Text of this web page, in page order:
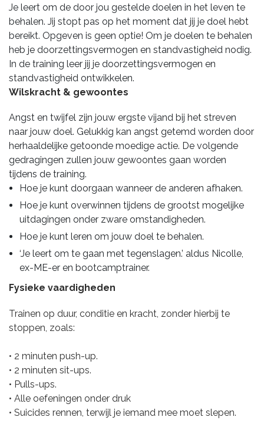
Je leert om de door jou gestelde doelen in het leven te
behalen. Jij stopt pas op het moment dat jij je doel hebt
bereikt. Opgeven is geen optie! Om je doelen te behalen
heb je doorzettingsvermogen en standvastigheid nodig.
In de training leer jij je doorzettingsvermogen en
standvastigheid ontwikkelen.
Wilskracht & gewoontes
Angst en twijfel zijn jouw ergste vijand bij het streven
naar jouw doel. Gelukkig kan angst getemd worden door
herhaaldelijke getoonde moedige actie. De volgende
gedragingen zullen jouw gewoontes gaan worden
tijdens de training.
Hoe je kunt doorgaan wanneer de anderen afhaken.
Hoe je kunt overwinnen tijdens de grootst mogelijke
uitdagingen onder zware omstandigheden.
Hoe je kunt leren om jouw doel te behalen.
‘Je leert om te gaan met tegenslagen.’ aldus Nicolle,
ex-ME-er en bootcamptrainer.
Fysieke vaardigheden
Trainen op duur, conditie en kracht, zonder hierbij te
stoppen, zoals:
• 2 minuten push-up.
• 2 minuten sit-ups.
• Pulls-ups.
• Alle oefeningen onder druk
• Suicides rennen, terwijl je iemand mee moet slepen.